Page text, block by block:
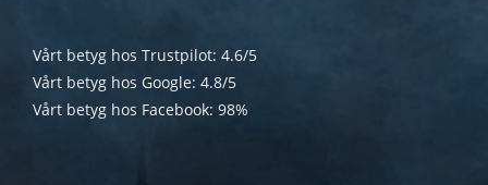
Vårt betyg hos Trustpilot: 4.6/5
Vårt betyg hos Google: 4.8/5
Vårt betyg hos Facebook: 98%